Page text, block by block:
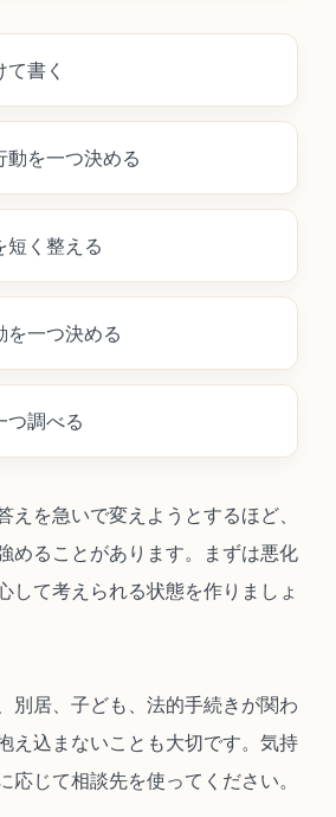
書く
動を一つ決める
短く整える
を一つ決める
つ調べる
えを急いで変えようとするほど、
めることがあります。まずは悪化
して考えられる状態を作りましょ
別居、子ども、法的手続きが関わ
え込まないことも大切です。気持
応じて相談先を使ってください。